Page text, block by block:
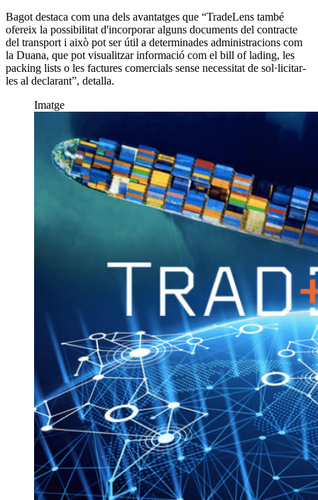
Bagot destaca com una dels avantatges que “TradeLens també
ofereix la possibilitat d'incorporar alguns documents del contracte
del transport i això pot ser útil a determinades administracions com
la Duana, que pot visualitzar informació com el bill of lading, les
packing lists o les factures comercials sense necessitat de sol·licitar-
les al declarant”, detalla.
Imatge